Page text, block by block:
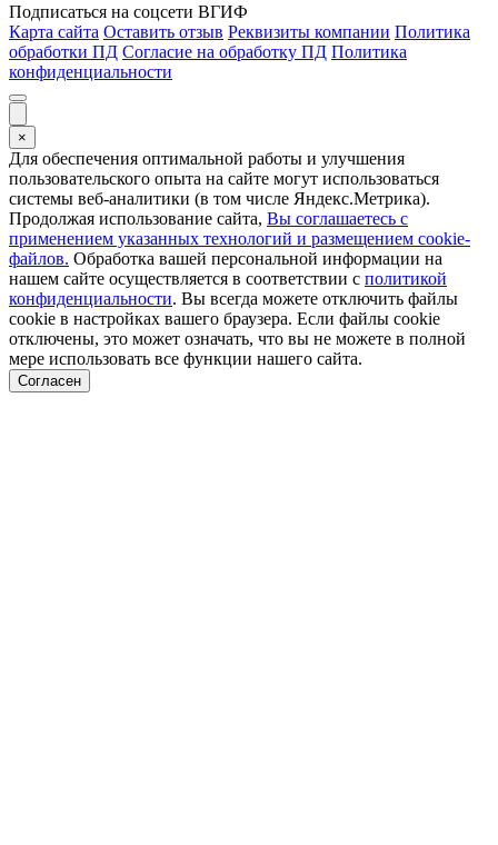
Подписаться на соцсети ВГИФ
Карта сайта Оставить отзыв Реквизиты компании Политика
обработки ПД Согласие на обработку ПД Политика
конфиденциальности
×
Для обеспечения оптимальной работы и улучшения
пользовательского опыта на сайте могут использоваться
системы веб-аналитики (в том числе Яндекс.Метрика).
Продолжая использование сайта, Вы соглашаетесь с
применением указанных технологий и размещением cookie-
файлов. Обработка вашей персональной информации на
нашем сайте осуществляется в соответствии с политикой
конфиденциальности. Вы всегда можете отключить файлы
cookie в настройках вашего браузера. Если файлы cookie
отключены, это может означать, что вы не можете в полной
мере использовать все функции нашего сайта.
Согласен